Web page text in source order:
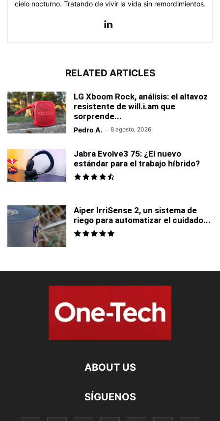
cielo nocturno. Tratando de vivir la vida sin remordimientos.
RELATED ARTICLES
LG Xboom Rock, análisis: el altavoz
resistente de will.i.am que
sorprende...
Pedro A. - 8 agosto, 2026
Jabra Evolve3 75: ¿El nuevo
estándar para el trabajo híbrido?
Aiper IrriSense 2, un sistema de
riego para automatizar el cuidado...
ABOUT US
SÍGUENOS